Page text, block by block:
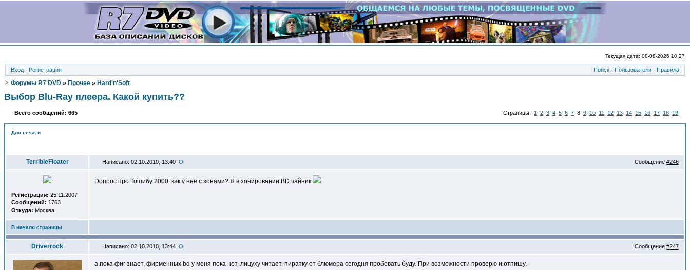
Текущая дата: 08-08-2026 10:27
Вход · Регистрация Поиск · Пользователи · Правила
Форумы R7 DVD » Прочее » Hard'n'Soft
Выбор Blu-Ray плеера. Какой купить??
Всего сообщений: 665 Страницы: 1 2 3 4 5 6 7 8 9 10 11 12 13 14 15 16 17 18 19
Для печати
TerribleFloater Написано: 02.10.2010, 13:40 Сообщение #246
Регистрация: 25.11.2007
Сообщений: 1763
Откуда: Москва
Dопрос про Тошибу 2000: как у неё с зонами? Я в зонировании BD чайник
В начало страницы
Driverrock Написано: 02.10.2010, 13:44 Сообщение #247
а пока фиг знает, фирменных bd у меня пока нет, лицуху читает, пиратку от блюмера сегодня пробовать буду. При возможности проверю и отпишу.